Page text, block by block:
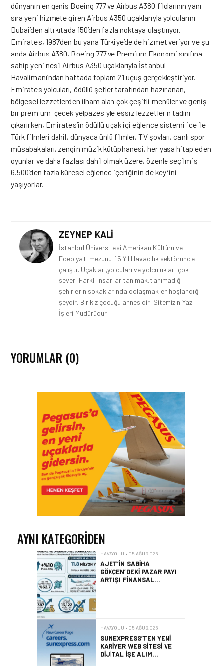
dünyanın en geniş Boeing 777 ve Airbus A380 filolarının yanı
sıra yeni hizmete giren Airbus A350 uçaklarıyla yolcularını
Dubai’den altı kıtada 150’den fazla noktaya ulaştırıyor.
Emirates, 1987’den bu yana Türkiye’de de hizmet veriyor ve şu
anda Airbus A380, Boeing 777 ve Premium Ekonomi sınıfına
sahip yeni nesil Airbus A350 uçaklarıyla İstanbul
Havalimanı’ndan haftada toplam 21 uçuş gerçekleştiriyor.
Emirates yolcuları, ödüllü şefler tarafından hazırlanan,
bölgesel lezzetlerden ilham alan çok çeşitli menüler ve geniş
bir premium içecek yelpazesiyle eşsiz lezzetlerin tadını
çıkarırken, Emirates’in ödüllü uçak içi eğlence sistemi ice ile
Türk filmleri dahil, dünyaca ünlü filmler, TV şovları, canlı spor
müsabakaları, zengin müzik kütüphanesi, her yaşa hitap eden
oyunlar ve daha fazlası dahil olmak üzere, özenle seçilmiş
6.500’den fazla küresel eğlence içeriğinin de keyfini
yaşıyorlar.
ZEYNEP KALI
İstanbul Üniversitesi Amerikan Kültürü ve
Edebiyatı mezunu. 15 Yıl Havacılık sektöründe
çalıştı. Uçakları,yolcuları ve yolculukları çok
sever. Farklı insanlar tanımak,tanımadığı
şehirlerin sokaklarında dolaşmak en hoşlandığı
şeydir. Bir kız çocuğu annesidir. Sitemizin Yazı
İşleri Müdürüdür
YORUMLAR (0)
AYNI KATEGORIDEN
HAVAYOLU • 05 AĞU 2026
CORENDON’DAN YAKIT
VERIMLILIĞI VE
SÜRDÜRÜLEBILIRLIK IÇIN
İŞ BIRLIĞI!
HAVAYOLU • 05 AĞU 2026
AIR ASTANA’DAN 2026
YILI İLK YARI FINANSAL
VE OPERASYONEL
SONUÇLARI!
HAVAYOLU • 05 AĞU 2026
AJET’IN SABIHA
GÖKÇEN’DEKI PAZAR PAYI
ARTIŞI FINANSAL
SONUÇLARI NASIL
HAVAYOLU • 05 AĞU 2026
SUNEXPRESS’TEN YENI
KARIYER WEB SITESI VE
DIJITAL İŞE ALIM
PLATFORMU!